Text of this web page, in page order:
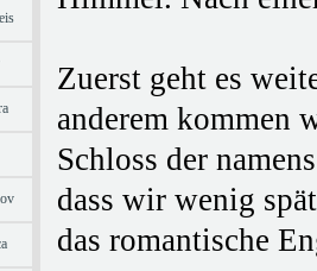
Zuerst geht es
anderem kommen
Schloss der
dass wir wenig
das romantische